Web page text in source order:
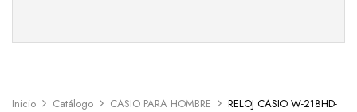
Inicio Catálogo CASIO PARA HOMBRE
RELOJ CASIO W-218HD-